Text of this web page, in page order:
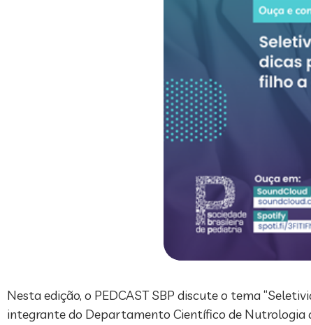
Nesta edição, o PEDCAST SBP discute o tema
integrante do Departamento Científico de Nutrologia